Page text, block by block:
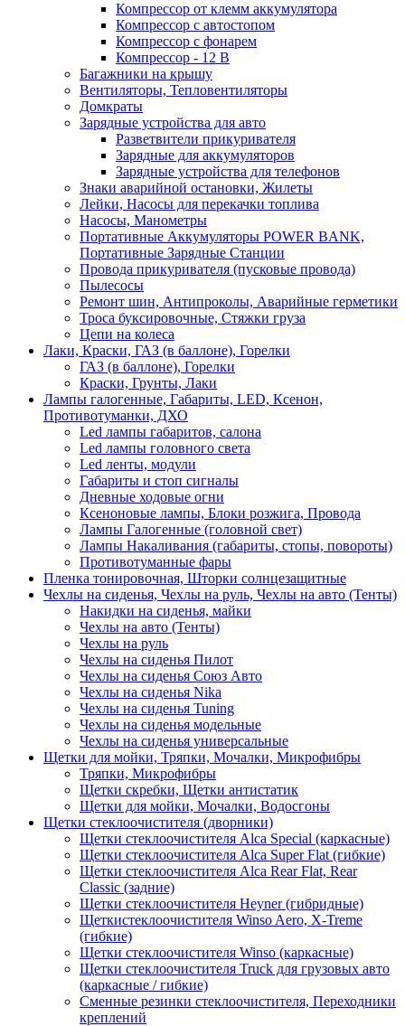
Компрессор от клемм аккумулятора
Компрессор с автостопом
Компрессор с фонарем
Компрессор - 12 В
Багажники на крышу
Вентиляторы, Тепловентиляторы
Домкраты
Зарядные устройства для авто
Разветвители прикуривателя
Зарядные для аккумуляторов
Зарядные устройства для телефонов
Знаки аварийной остановки, Жилеты
Лейки, Насосы для перекачки топлива
Насосы, Манометры
Портативные Аккумуляторы POWER BANK,
Портативные Зарядные Станции
Провода прикуривателя (пусковые провода)
Пылесосы
Ремонт шин, Антипроколы, Аварийные герметики
Троса буксировочные, Стяжки груза
Цепи на колеса
Лаки, Краски, ГАЗ (в баллоне), Горелки
ГАЗ (в баллоне), Горелки
Краски, Грунты, Лаки
Лампы галогенные, Габариты, LED, Ксенон,
Противотуманки, ДХО
Led лампы габаритов, салона
Led лампы головного света
Led ленты, модули
Габариты и стоп сигналы
Дневные ходовые огни
Ксеноновые лампы, Блоки розжига, Провода
Лампы Галогенные (головной свет)
Лампы Накаливания (габариты, стопы, повороты)
Противотуманные фары
Пленка тонировочная, Шторки солнцезащитные
Чехлы на сиденья, Чехлы на руль, Чехлы на авто (Тенты)
Накидки на сиденья, майки
Чехлы на авто (Тенты)
Чехлы на руль
Чехлы на сиденья Пилот
Чехлы на сиденья Союз Авто
Чехлы на сиденья Nika
Чехлы на сиденья Tuning
Чехлы на сиденья модельные
Чехлы на сиденья универсальные
Щетки для мойки, Тряпки, Мочалки, Микрофибры
Тряпки, Микрофибры
Щетки скребки, Щетки антистатик
Щетки для мойки, Мочалки, Водосгоны
Щетки стеклоочистителя (дворники)
Щетки стеклоочистителя Alca Special (каркасные)
Щетки стеклоочистителя Alca Super Flat (гибкие)
Щетки стеклоочистителя Alca Rear Flat, Rear
Classic (задние)
Щетки стеклоочистителя Heyner (гибридные)
Щеткистеклоочистителя Winso Aero, X-Treme
(гибкие)
Щетки стеклоочистителя Winso (каркасные)
Щетки стеклоочистителя Truck для грузовых авто
(каркасные / гибкие)
Сменные резинки стеклоочистителя, Переходники
креплений